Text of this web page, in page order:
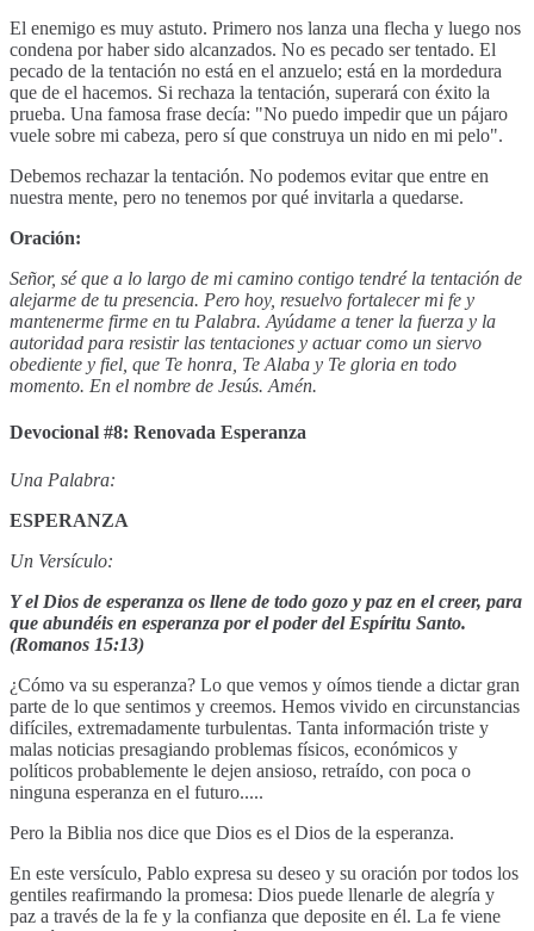
El enemigo es muy astuto. Primero nos lanza una flecha y luego nos
condena por haber sido alcanzados. No es pecado ser tentado. El
pecado de la tentación no está en el anzuelo; está en la mordedura
que de el hacemos. Si rechaza la tentación, superará con éxito la
prueba. Una famosa frase decía: "No puedo impedir que un pájaro
vuele sobre mi cabeza, pero sí que construya un nido en mi pelo".
Debemos rechazar la tentación. No podemos evitar que entre en
nuestra mente, pero no tenemos por qué invitarla a quedarse.
Oración:
Señor, sé que a lo largo de mi camino contigo tendré la tentación de
alejarme de tu presencia. Pero hoy, resuelvo fortalecer mi fe y
mantenerme firme en tu Palabra. Ayúdame a tener la fuerza y la
autoridad para resistir las tentaciones y actuar como un siervo
obediente y fiel, que Te honra, Te Alaba y Te gloria en todo
momento. En el nombre de Jesús. Amén.
Devocional #8: Renovada Esperanza
Una Palabra:
ESPERANZA
Un Versículo:
Y el Dios de esperanza os llene de todo gozo y paz en el creer, para
que abundéis en esperanza por el poder del Espíritu Santo.
(Romanos 15:13)
¿Cómo va su esperanza? Lo que vemos y oímos tiende a dictar gran
parte de lo que sentimos y creemos. Hemos vivido en circunstancias
difíciles, extremadamente turbulentas. Tanta información triste y
malas noticias presagiando problemas físicos, económicos y
políticos probablemente le dejen ansioso, retraído, con poca o
ninguna esperanza en el futuro.....
Pero la Biblia nos dice que Dios es el Dios de la esperanza.
En este versículo, Pablo expresa su deseo y su oración por todos los
gentiles reafirmando la promesa: Dios puede llenarle de alegría y
paz a través de la fe y la confianza que deposite en él. La fe viene